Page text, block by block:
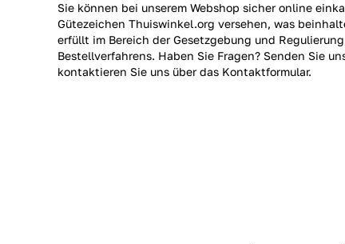
Sie können bei unserem Webshop sicher online
Gütezeichen Thuiswinkel.org versehen, was
erfüllt im Bereich der Gesetzgebung und
Bestellverfahrens. Haben Sie Fragen? Senden Sie
kontaktieren Sie uns über das Kontaktformular.